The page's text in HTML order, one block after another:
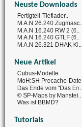
Neuste Downloads
Fertigteil-Tieflader..
M.A.N 26.240 Zugmasc..
M.A.N 16.240 RW 2 (6..
M.A.N 16.240 GTLF (6..
M.A.N 26.321 DHAK Ki..
Neue Artikel
Cubus-Modelle
MoH:SH Precache-Date..
Das Ende vom "Das En..
© SP-Maps by Manstei..
Was ist BBMD?
Tutorials